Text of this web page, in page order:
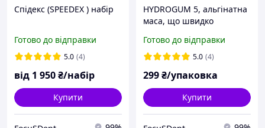
Спідекс (SPEEDEX ) набір
Готово до відправки
5.0 (4)
від 1 950₴/набір
Купити
HYDROGUM 5, альгінатна
маса, що швидко
зліпка до 5 днів
Готово до відправки
5.0 (4)
299₴/упаковка
Купити